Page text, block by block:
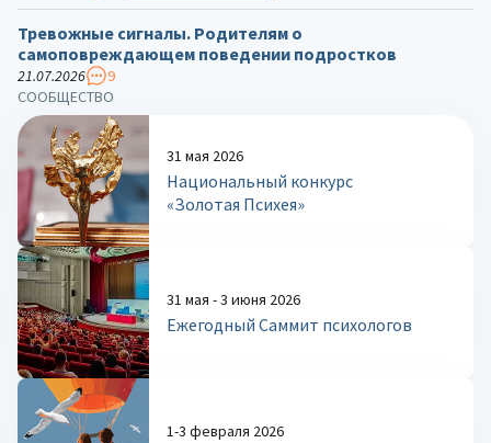
СООБЩЕСТВО
31 мая 2026
Национальный конкурс
«Золотая Психея»
31 мая - 3 июня 2026
Ежегодный Саммит психологов
1-3 февраля 2026
Тревожные сигналы. Родителям о
самоповреждающем поведении подростков
21.07.2026 9